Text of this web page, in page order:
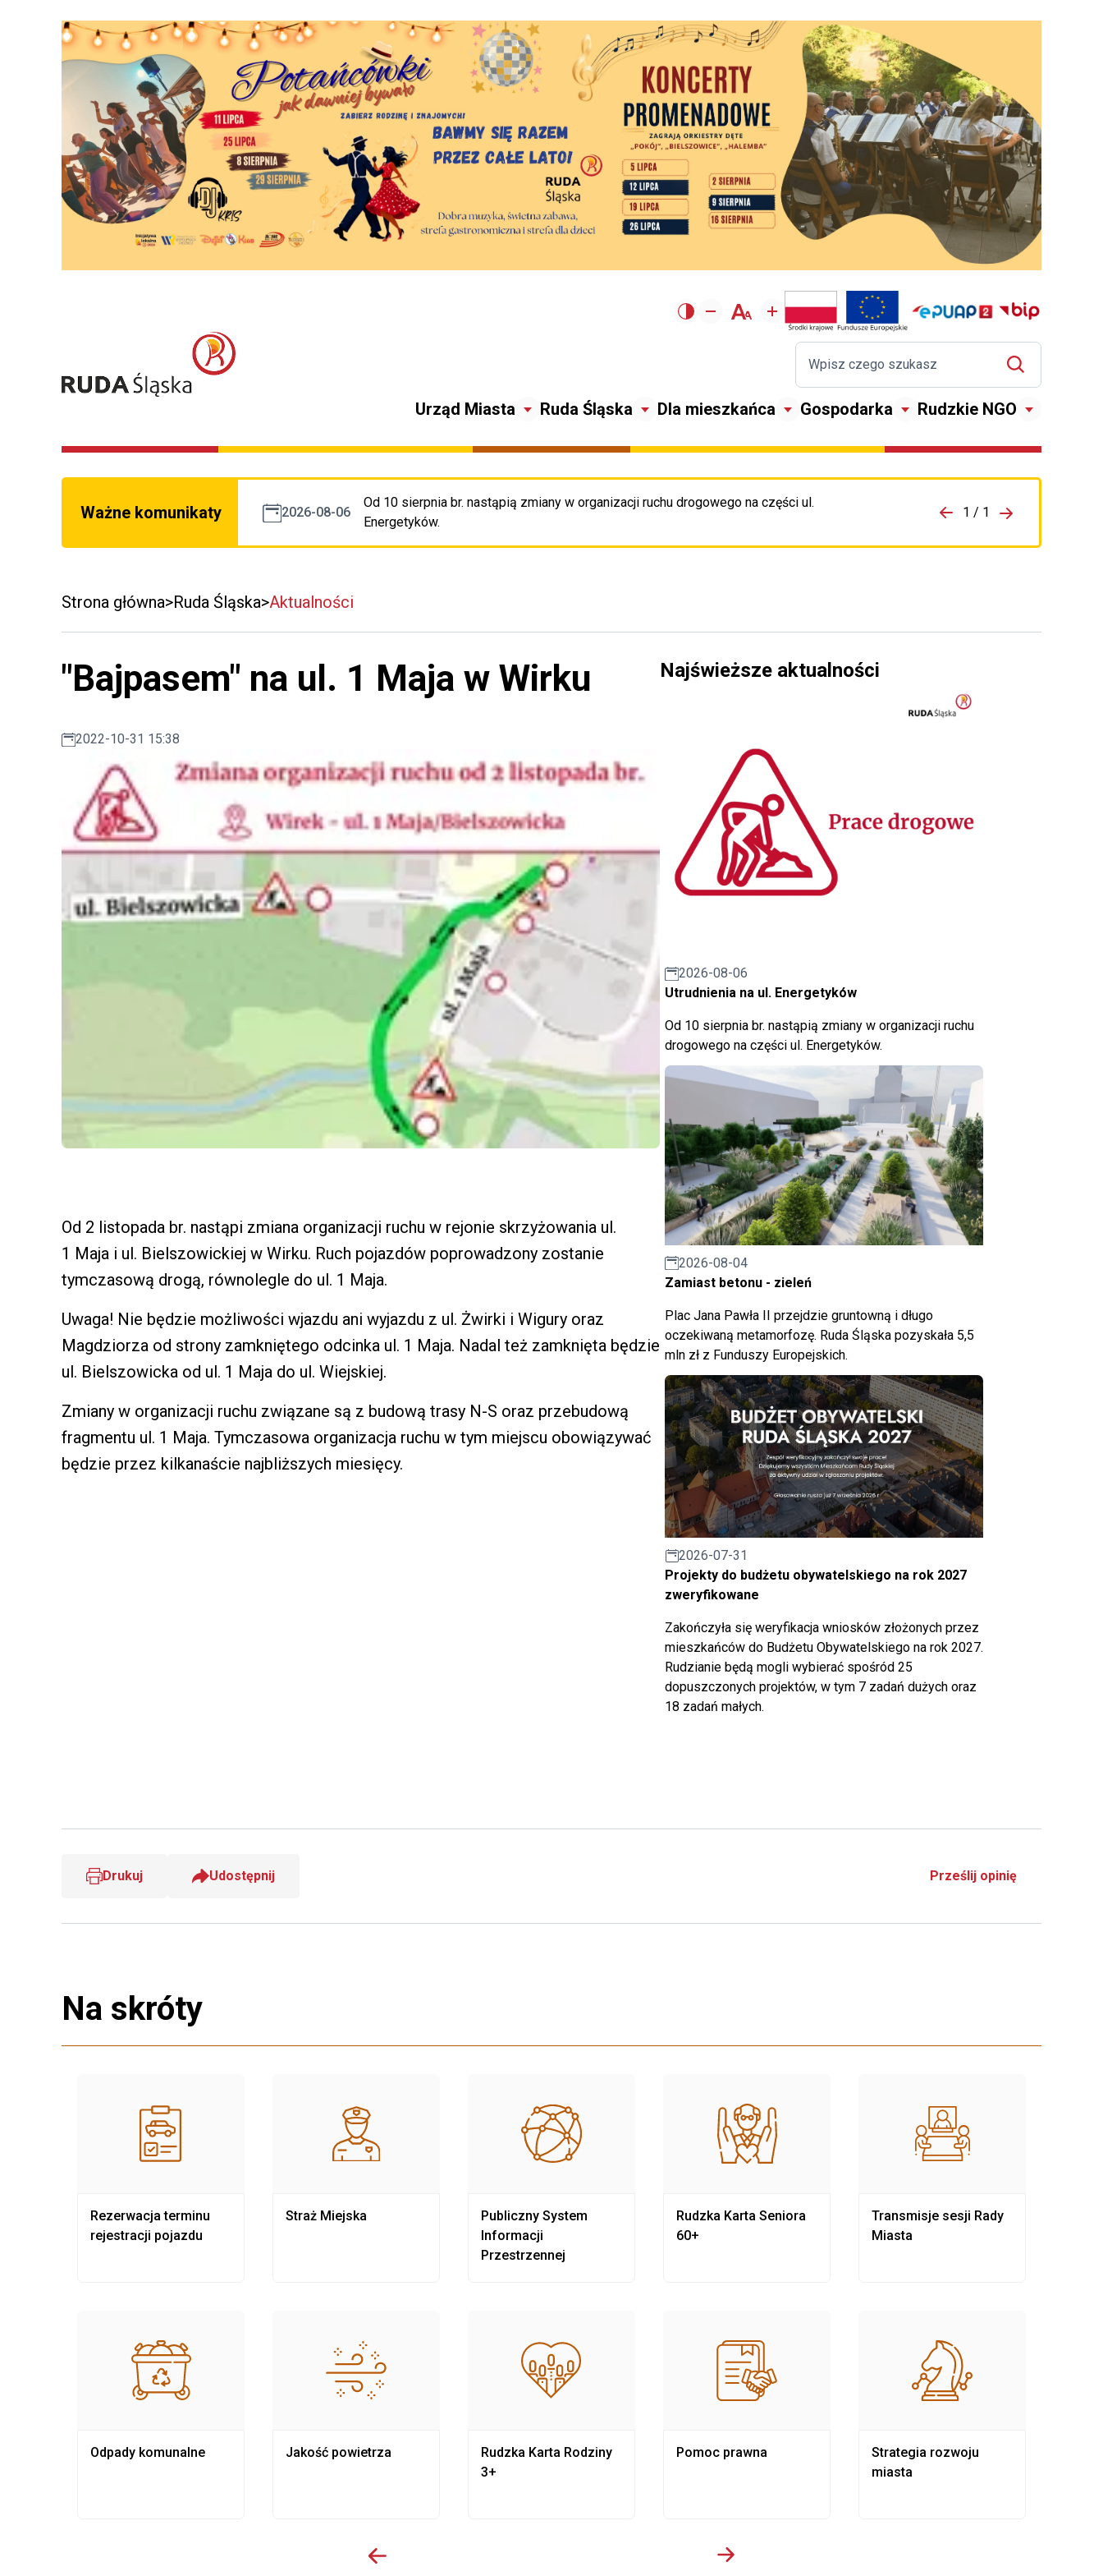
Urząd Miasta Ruda Śląska Dla mieszkańca Gospodarka Rudzkie NGO
Ważne komunikaty 2026-08-06
Od 10 sierpnia br. nastąpią zmiany w organizacji ruchu drogowego na części ul.
Energetyków.
Przejdź do porzpedniego komunikatu 1 / 1
Przejdź do
Strona główna Ruda Śląska Aktualności
"Bajpasem" na ul. 1 Maja w Wirku
2022-10-31 15:38
Od 2 listopada br. nastąpi zmiana organizacji ruchu w rejonie skrzyżowania ul.
1 Maja i ul. Bielszowickiej w Wirku. Ruch pojazdów poprowadzony zostanie
tymczasową drogą, równolegle do ul. 1 Maja.
Uwaga! Nie będzie możliwości wjazdu ani wyjazdu z ul. Żwirki i Wigury oraz
Magdziorza od strony zamkniętego odcinka ul. 1 Maja. Nadal też zamknięta będzie
ul. Bielszowicka od ul. 1 Maja do ul. Wiejskiej.
Zmiany w organizacji ruchu związane są z budową trasy N-S oraz przebudową
fragmentu ul. 1 Maja. Tymczasowa organizacja ruchu w tym miejscu obowiązywać
będzie przez kilkanaście najbliższych miesięcy.
Najświeższe aktualności
2026-08-06
Utrudnienia na ul. Energetyków
Od 10 sierpnia br. nastąpią zmiany w organizacji ruchu
drogowego na części ul. Energetyków.
2026-08-04
Zamiast betonu - zieleń
Plac Jana Pawła II przejdzie gruntowną i długo
oczekiwaną metamorfozę. Ruda Śląska pozyskała 5,5
mln zł z Funduszy Europejskich.
2026-07-31
Projekty do budżetu obywatelskiego na rok 2027
zweryfikowane
Zakończyła się weryfikacja wniosków złożonych przez
mieszkańców do Budżetu Obywatelskiego na rok 2027.
Rudzianie będą mogli wybierać spośród 25
dopuszczonych projektów, w tym 7 zadań dużych oraz
18 zadań małych.
Drukuj Udostępnij Prześlij opinię
Na skróty
Rezerwacja terminu
rejestracji pojazdu
Odpady komunalne
Straż Miejska
Jakość powietrza
Publiczny System
Informacji
Przestrzennej
Rudzka Karta Rodziny
3+
Rudzka Karta Seniora
60+
Pomoc prawna
Transmisje sesji Rady
Miasta
Strategia rozwoju
miasta